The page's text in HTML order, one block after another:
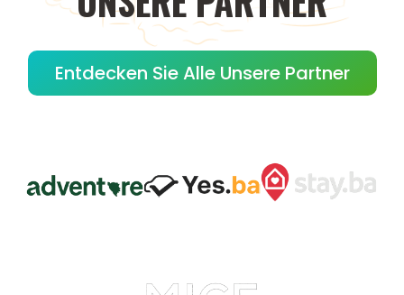
Entdecken Sie Alle Unsere Partner